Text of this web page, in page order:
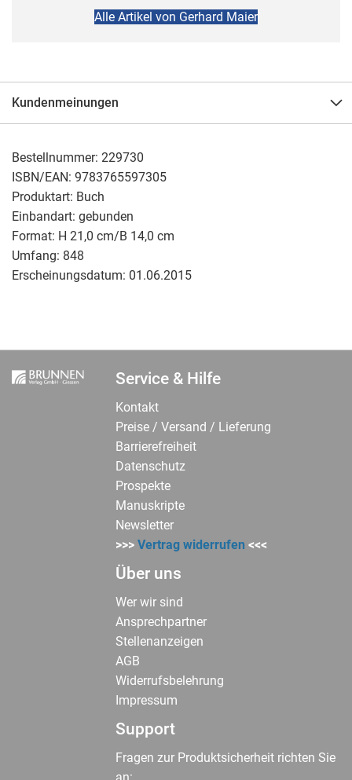
Bestellnummer: 229730
ISBN/EAN: 9783765597305
Produktart: Buch
Einbandart: gebunden
Format: H 21,0 cm/B 14,0 cm
Umfang: 848
Erscheinungsdatum: 01.06.2015
Alle Artikel von Gerhard Maier
Kundenmeinungen
Service & Hilfe
Kontakt
Preise / Versand / Lieferung
Barrierefreiheit
Datenschutz
Prospekte
Manuskripte
Newsletter
>>>Vertrag widerrufen <<<
Über uns
Wer wir sind
Ansprechpartner
Stellenanzeigen
AGB
Widerrufsbelehrung
Impressum
Support
Fragen zur Produktsicherheit richten Sie